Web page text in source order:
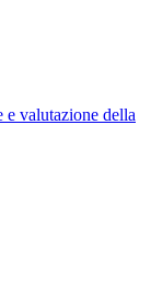
e valutazione della